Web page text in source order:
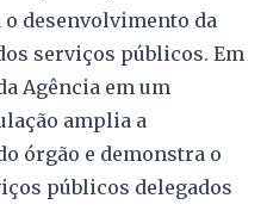
desenvolvimento da
serviços públicos. Em
Agência em um
amplia a
órgão e demonstra o
públicos delegados